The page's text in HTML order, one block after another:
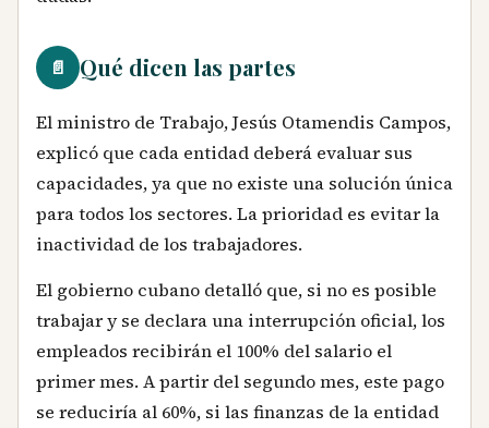
📄 Qué dicen las partes
El ministro de Trabajo, Jesús Otamendis Campos,
explicó que cada entidad deberá evaluar sus
capacidades, ya que no existe una solución única
para todos los sectores. La prioridad es evitar la
inactividad de los trabajadores.
El gobierno cubano detalló que, si no es posible
trabajar y se declara una interrupción oficial, los
empleados recibirán el 100% del salario el
primer mes. A partir del segundo mes, este pago
se reduciría al 60%, si las finanzas de la entidad